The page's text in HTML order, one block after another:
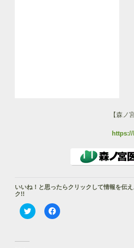
【森ノ
いいね！と思ったらクリックして情報を伝
ク!!
ク
リ
F
a